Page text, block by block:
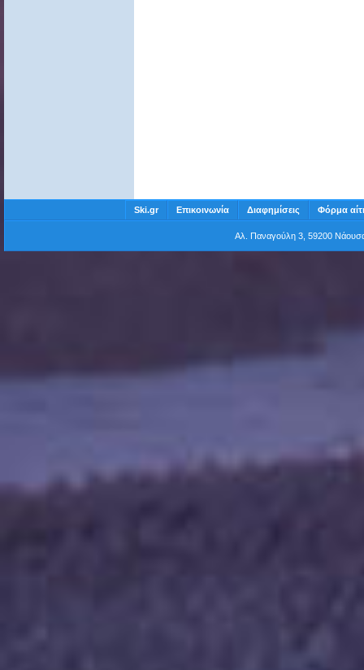
Ski.gr Επικοινωνία Διαφημίσεις Φόρμα
Αλ. Παναγούλη 3, 59200